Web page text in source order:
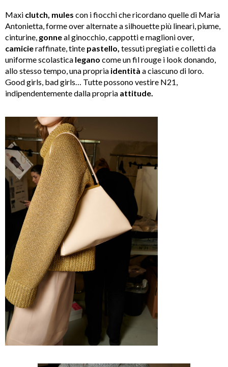
Maxi clutch, mules con i fiocchi che ricordano quelle di Maria
Antonietta, forme over alternate a silhouette più lineari, piume,
cinturine, gonneal ginocchio, cappotti e maglioni over,
camicieraffinate, tinte pastello, tessuti pregiati e colletti da
uniforme scolastica legano come un fil rouge i look donando,
allo stesso tempo, una propria identità a ciascuno di loro.
Good girls, bad girls… Tutte possono vestire N21,
indipendentemente dalla propria attitude.